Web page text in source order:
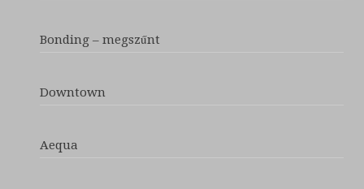
Bonding – megszűnt
Downtown
Aequa